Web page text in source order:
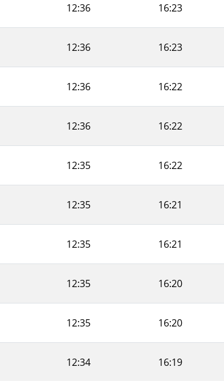
12:36 16:23
12:36 16:23
12:36 16:22
12:36 16:22
12:35 16:22
12:35 16:21
12:35 16:21
12:35 16:20
12:35 16:20
12:34 16:19